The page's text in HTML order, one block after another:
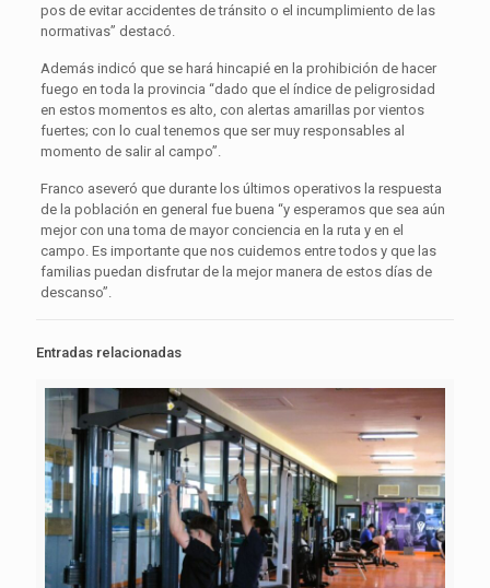
pos de evitar accidentes de tránsito o el incumplimiento de las
normativas” destacó.
Además indicó que se hará hincapié en la prohibición de hacer
fuego en toda la provincia “dado que el índice de peligrosidad
en estos momentos es alto, con alertas amarillas por vientos
fuertes; con lo cual tenemos que ser muy responsables al
momento de salir al campo”.
Franco aseveró que durante los últimos operativos la respuesta
de la población en general fue buena “y esperamos que sea aún
mejor con una toma de mayor conciencia en la ruta y en el
campo. Es importante que nos cuidemos entre todos y que las
familias puedan disfrutar de la mejor manera de estos días de
descanso”.
Entradas relacionadas